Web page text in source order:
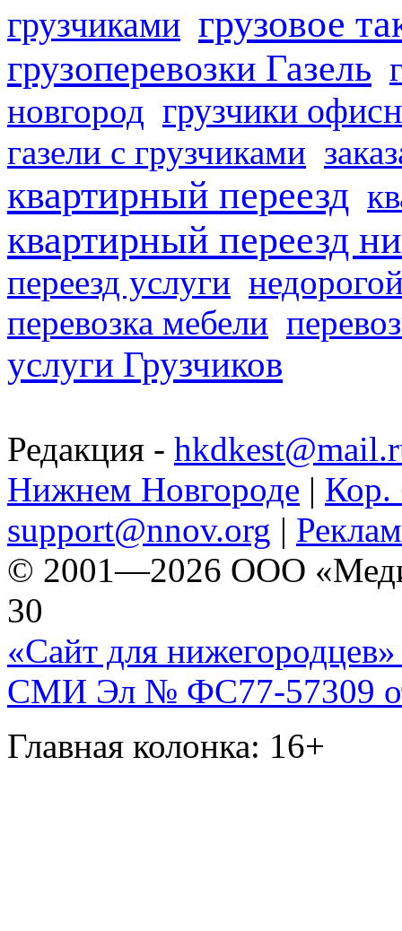
грузчиками грузовое
грузоперевозки Газель
новгород грузчики
газели с грузчиками
квартирный переезд
квартирный переезд
переезд услуги
перевозка мебели
услуги Грузчиков
Редакция -
Нижнем Новгороде | Кор.
support@nnov.org |
© 2001—2026 ООО
30
«Сайт для нижегородцев»
СМИ Эл № ФС77-57309
Главная колонка: 16+